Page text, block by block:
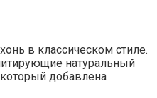
в классическом стиле.
натуральный
добавлена